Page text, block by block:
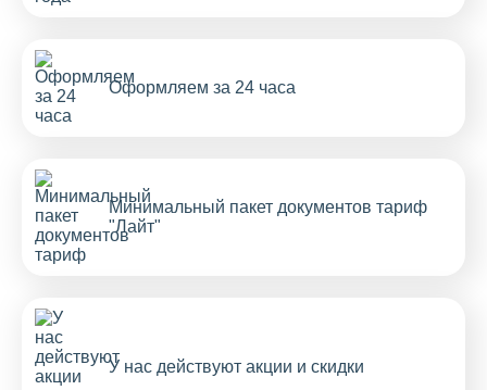
Оформляем за 24 часа
Минимальный пакет документов тариф
"Лайт"
У нас действуют акции и скидки